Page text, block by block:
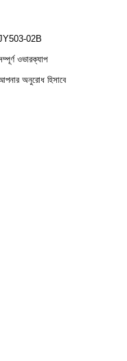
02B
ওভারক্যাপ
অনুরোধ হিসাবে